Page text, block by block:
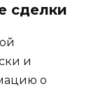
сделки
и
о